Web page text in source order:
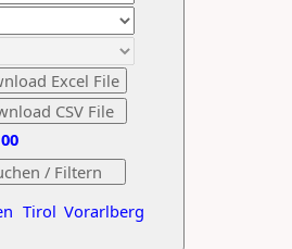
Tirol Vorarlberg